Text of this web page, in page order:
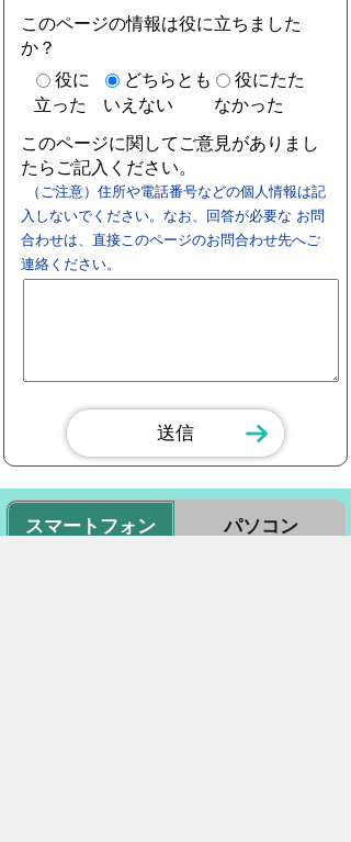
このページの情報は役に立ちました
か？
役に
立った
どちらとも
いえない
役にたた
なかった
このページに関してご意見がありまし
たらご記入ください。
（ご注意）住所や電話番号などの個人情報は記
入しないでください。なお、回答が必要な お問
合わせは、直接このページのお問合わせ先へご
連絡ください。
スマートフォン パソコン